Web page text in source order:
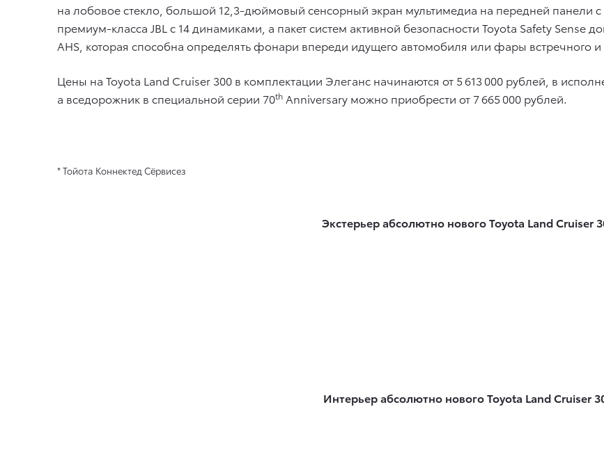
на лобовое стекло, большой 12,3-дюймовый сенсорный экран мультимедиа на передней панели с
премиум-класса JBL с 14 динамиками, а пакет систем активной безопасности Toyota Safety Sense
AHS, которая способна определять фонари впереди идущего автомобиля или фары встречного и
Цены на Toyota Land Cruiser 300 в комплектации Элеганс начинаются от 5 613 000 рублей, в
а вседорожник в специальной серии 70th Anniversary можно приобрести от 7 665 000 рублей.
* Тойота Коннектед Сёрвисез
Экстерьер абсолютно новогоToyota Land Cruiser
Интерьер абсолютно новогоToyota Land Cruiser